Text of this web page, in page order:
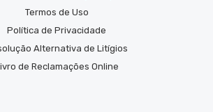
Termos de Uso
Política de Privacidade
Alternativa de Litígios
de Reclamações Online